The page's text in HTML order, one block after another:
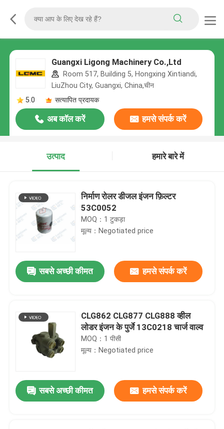
Guangxi Ligong Machinery Co.,Ltd
Room 517, Building 5, Hongxing Xintiandi,
LiuZhou City, Guangxi, China,चीन
5.0
सत्यापित प्रदायक
अब कॉल करें हमसे संपर्क करें
उत्पाद हमारे बारे में
निर्माण रोलर डीजल इंजन फ़िल्टर
53C0052
MOQ：1 टुकड़ा
मूल्य：Negotiated price
सबसे अच्छी कीमत हमसे संपर्क करें
CLG862 CLG877 CLG888 व्हील
लोडर इंजन के पुर्जे 13C0218 चार्ज वाल्व
MOQ：1 पीसी
मूल्य：Negotiated price
सबसे अच्छी कीमत हमसे संपर्क करें